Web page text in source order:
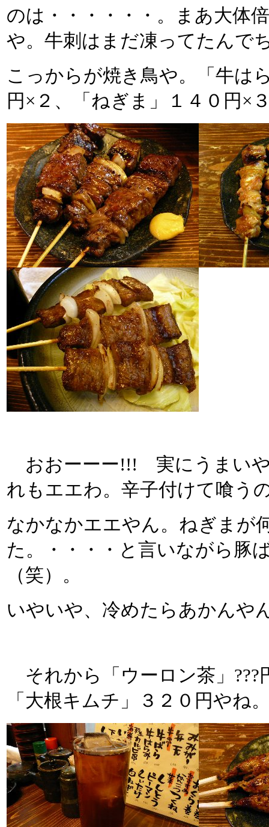
のは・・・・・・。まあ大体
や。牛刺はまだ凍ってたんで
こっからが焼き鳥や。「牛は
円×２、「ねぎま」１４０円×
おおーーー!!! 実にうまいや
れもエエわ。辛子付けて喰う
なかなかエエやん。ねぎまが
た。・・・・と言いながら豚
（笑）。
いやいや、冷めたらあかんや
それから「ウーロン茶」???
「大根キムチ」３２０円やね